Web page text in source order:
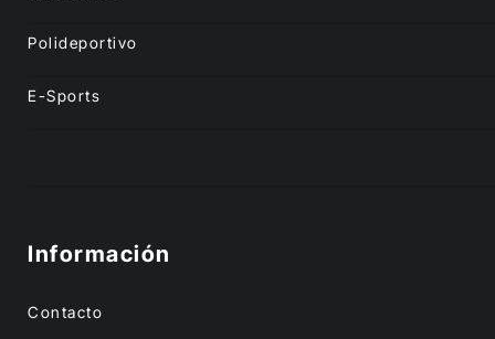
Polideportivo
E-Sports
Información
Contacto